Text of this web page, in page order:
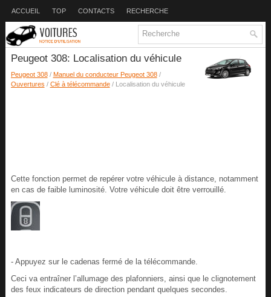
ACCUEIL TOP CONTACTS RECHERCHE
Peugeot 308: Localisation du véhicule
Peugeot 308/ Manuel du conducteur Peugeot 308/
Ouvertures / Clé à télécommande/ Localisation du véhicule
Cette fonction permet de repérer votre véhicule à distance, notamment
en cas de faible luminosité. Votre véhicule doit être verrouillé.
- Appuyez sur le cadenas fermé de la télécommande.
Ceci va entraîner l’allumage des plafonniers, ainsi que le clignotement
des feux indicateurs de direction pendant quelques secondes.